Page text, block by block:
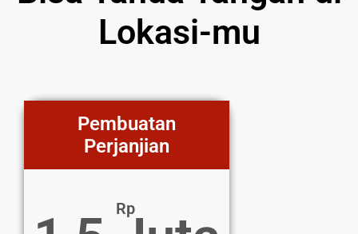
Lokasi-mu
Pembuatan
Perjanjian
Rp